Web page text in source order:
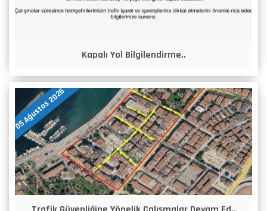
Kapalı Yol Bilgilendirme..
05 Ağustos 2026